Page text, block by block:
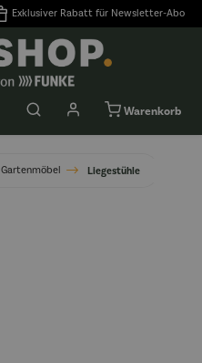
Exklusiver Rabatt für Newsletter-Abo
Warenkorb
Gartenmöbel Liegestühle